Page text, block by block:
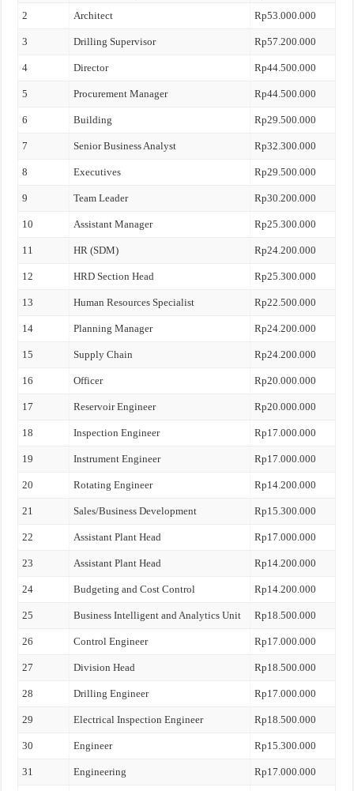
2 Architect Rp53.000.000
3 Drilling Supervisor Rp57.200.000
4 Director Rp44.500.000
5 Procurement Manager Rp44.500.000
6 Building Rp29.500.000
7 Senior Business Analyst Rp32.300.000
8 Executives Rp29.500.000
9 Team Leader Rp30.200.000
10 Assistant Manager Rp25.300.000
11 HR (SDM) Rp24.200.000
12 HRD Section Head Rp25.300.000
13 Human Resources Specialist Rp22.500.000
14 Planning Manager Rp24.200.000
15 Supply Chain Rp24.200.000
16 Officer Rp20.000.000
17 Reservoir Engineer Rp20.000.000
18 Inspection Engineer Rp17.000.000
19 Instrument Engineer Rp17.000.000
20 Rotating Engineer Rp14.200.000
21 Sales/Business Development Rp15.300.000
22 Assistant Plant Head Rp17.000.000
23 Assistant Plant Head Rp14.200.000
24 Budgeting and Cost Control Rp14.200.000
25 Business Intelligent and Analytics Unit Rp18.500.000
26 Control Engineer Rp17.000.000
27 Division Head Rp18.500.000
28 Drilling Engineer Rp17.000.000
29 Electrical Inspection Engineer Rp18.500.000
30 Engineer Rp15.300.000
31 Engineering Rp17.000.000